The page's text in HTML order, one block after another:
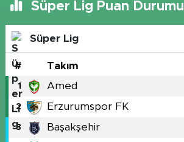
Süper Lig Puan Durumu
Süper Lig
# Takım
1 Amed
2 Erzurumspor FK
3 Başakşehir